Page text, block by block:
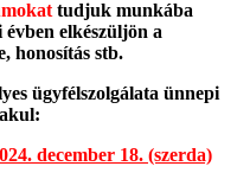
tudjuk munkába
elkészüljön a
honosítás stb.
ügyfélszolgálata ünnepi
december 18. (szerda)